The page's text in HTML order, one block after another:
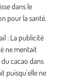
dans le
pour la santé.
: La publicité
ne mentait
cacao dans
puisqu’elle ne